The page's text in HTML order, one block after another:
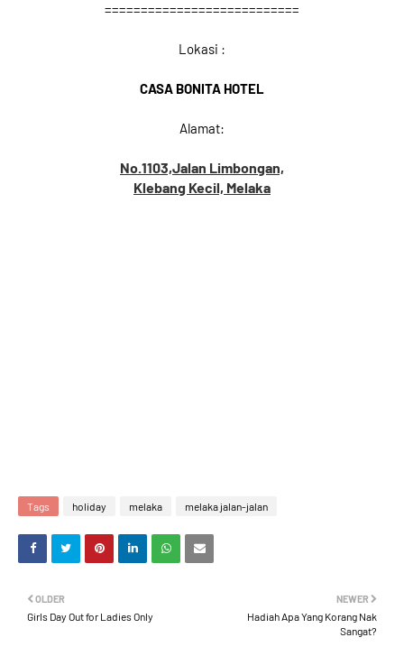
===========================
Lokasi :
CASA BONITA HOTEL
Alamat:
No.1103,Jalan Limbongan,
Klebang Kecil, Melaka
Tags holiday melaka melaka jalan-jalan
NEWER
Hadiah Apa Yang Korang Nak
Sangat?
OLDER
Girls Day Out for Ladies Only